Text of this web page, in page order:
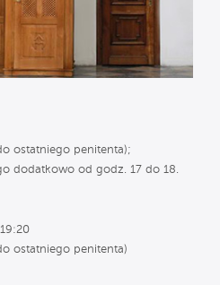
ostatniego penitenta);
dodatkowo od godz. 17 do 18.
ostatniego penitenta)